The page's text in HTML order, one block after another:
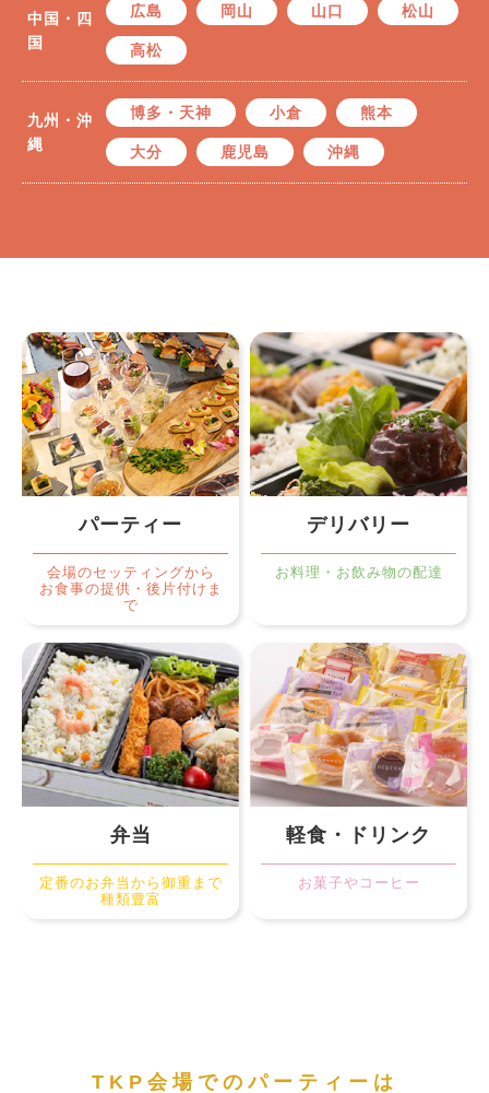
中国・四
国
広島 岡山 山口 松山
高松
九州・沖
縄
博多・天神 小倉 熊本
大分 鹿児島 沖縄
パーティー
会場のセッティングから
お食事の提供・後片付けま
で
デリバリー
お料理・お飲み物の配達
弁当
定番のお弁当から御重まで
種類豊富
軽食・ドリンク
お菓子やコーヒー
TKP会場でのパーティーは